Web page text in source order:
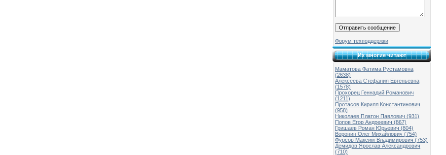
Форум техподдержки
Их многие читают
Маматова Фатима Рустамовна
(2638)
Алексеева Стефания Евгеньевна
(1578)
Прохорец Геннадий Романович
(1211)
Протасов Кирилл Константинович
(958)
Николаев Платон Павлович (931)
Попов Егор Андреевич (867)
Гришаев Роман Юрьевич (804)
Воронин Олег Михайлович (754)
Фурсов Максим Владимирович (753)
Демидов Ярослав Александрович
(710)